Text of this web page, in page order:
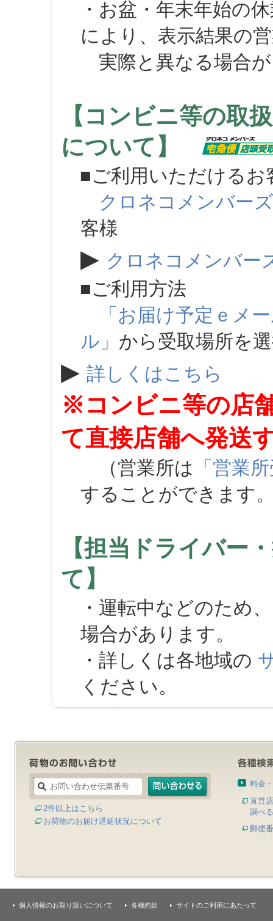
・お盆・年末年始の
により、表示結果の
実際と異なる場合が
【コンビニ等の取
について】
■ご利用いただけるお
クロネコメンバーズ
客様
▶ クロネコメンバー
■ご利用方法
「お届け予定ｅメ
ル」 から受取場所を
▶ 詳しくはこちら
※コンビニ等の店
て直接店舗へ発送
（営業所は 「営業
することができます
【担当ドライバー
て】
・運転中などのため
場合があります。
・詳しくは各地域の
ください。
2件以上はこちら
お荷物のお届け遅延状況について
料金
直営
調べる
郵便
個人情報のお取り扱いについて 各種約款 サイトのご利用にあたって